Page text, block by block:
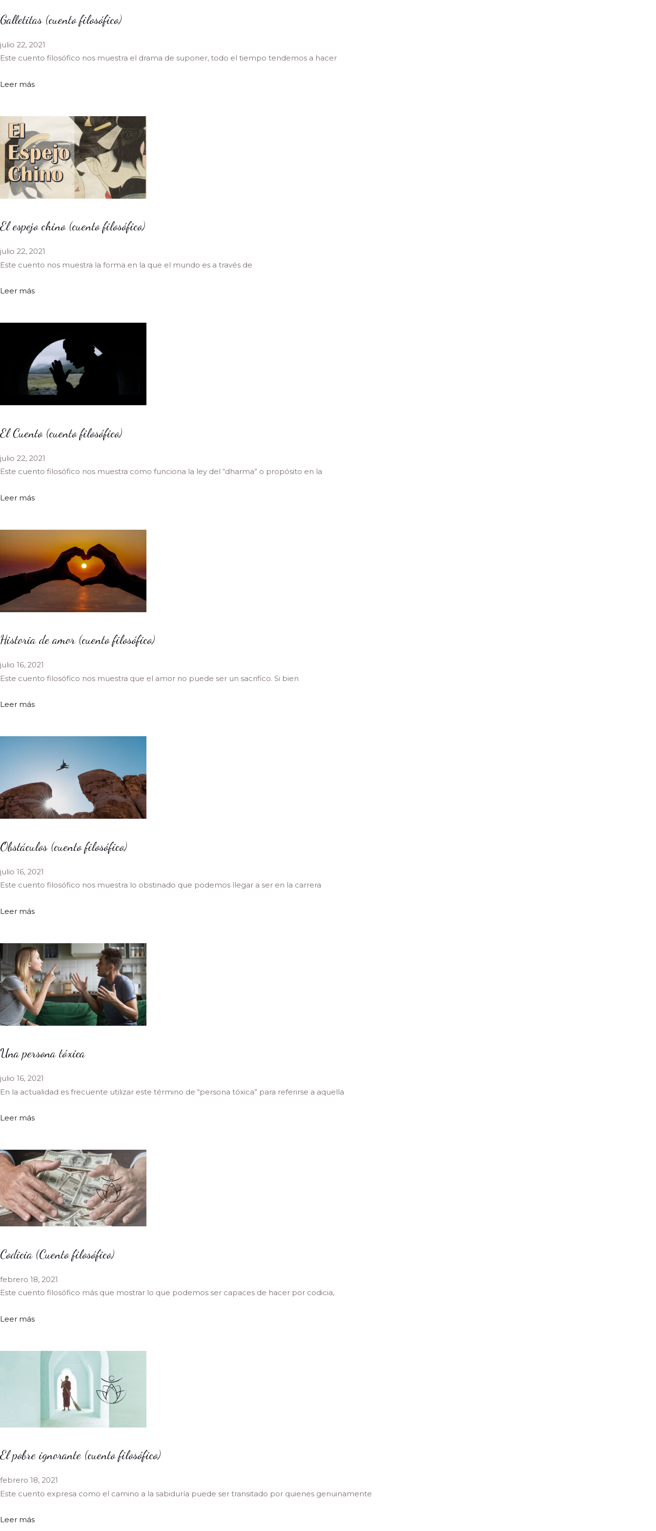
Galletitas (cuento filosófico)
julio 22, 2021
Este cuento filosófico nos muestra el drama de suponer, todo el tiempo tendemos a hacer
Leer más
El espejo chino (cuento filosófico)
julio 22, 2021
Este cuento nos muestra la forma en la que el mundo es a través de
Leer más
El Cuento (cuento filosófico)
julio 22, 2021
Este cuento filosófico nos muestra como funciona la ley del “dharma” o propósito en la
Leer más
Historia de amor (cuento filosófico)
julio 16, 2021
Este cuento filosófico nos muestra que el amor no puede ser un sacrifico. Si bien
Leer más
Obstáculos (cuento filosófico)
julio 16, 2021
Este cuento filosófico nos muestra lo obstinado que podemos llegar a ser en la carrera
Leer más
Una persona tóxica
julio 16, 2021
En la actualidad es frecuente utilizar este término de “persona tóxica” para referirse a aquella
Leer más
Codicia (Cuento filosófico)
febrero 18, 2021
Este cuento filosófico más que mostrar lo que podemos ser capaces de hacer por codicia,
Leer más
El pobre ignorante (cuento filosófico)
febrero 18, 2021
Este cuento expresa como el camino a la sabiduría puede ser transitado por quienes genuinamente
Leer más